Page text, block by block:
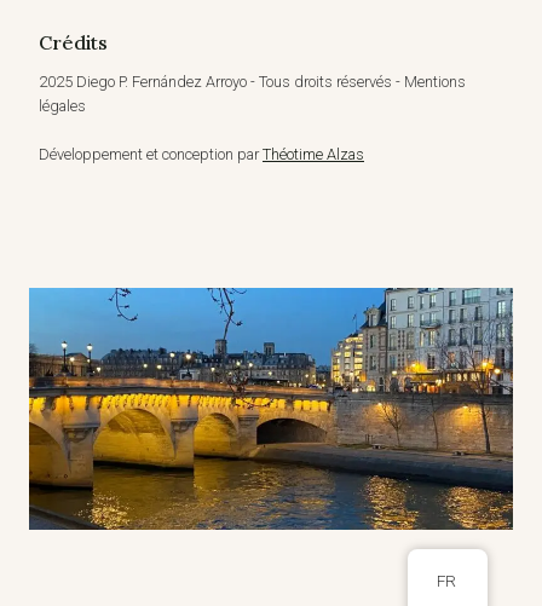
Crédits
2025 Diego P. Fernández Arroyo - Tous droits réservés - Mentions
légales
Développement et conception parThéotime Alzas
FR